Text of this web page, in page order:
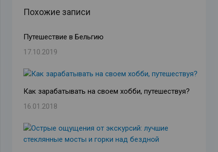
Похожие записи
Путешествие в Бельгию
17.10.2019
Как зарабатывать на своем хобби, путешествуя?
16.01.2018